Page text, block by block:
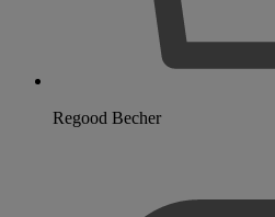
Regood Becher